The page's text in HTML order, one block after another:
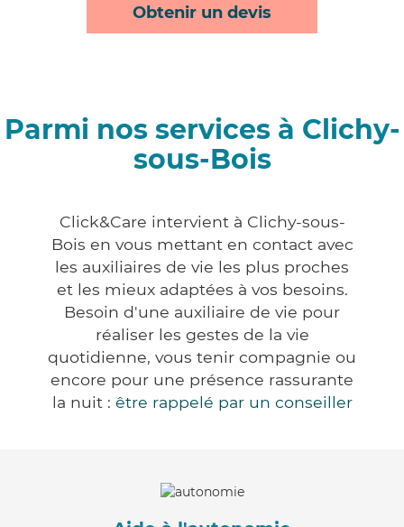
Obtenir un devis
Parmi nos services à Clichy-
sous-Bois
Click&Care intervient à Clichy-sous-
Bois en vous mettant en contact avec
les auxiliaires de vie les plus proches
et les mieux adaptées à vos besoins.
Besoin d'une auxiliaire de vie pour
réaliser les gestes de la vie
quotidienne, vous tenir compagnie ou
encore pour une présence rassurante
la nuit : être rappelé par un conseiller